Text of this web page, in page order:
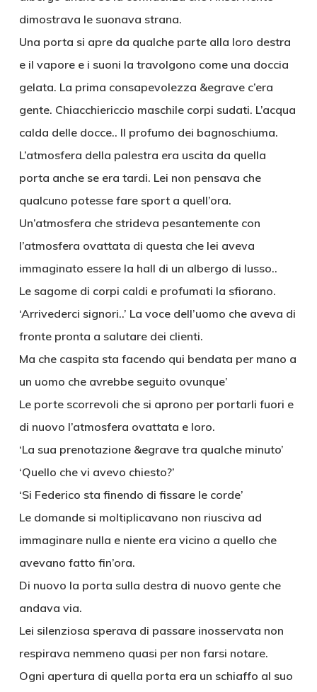
dimostrava le suonava strana.
Una porta si apre da qualche parte alla loro destra
e il vapore e i suoni la travolgono come una doccia
gelata. La prima consapevolezza &egrave c’era
gente. Chiacchiericcio maschile corpi sudati. L’acqua
calda delle docce.. Il profumo dei bagnoschiuma.
L’atmosfera della palestra era uscita da quella
porta anche se era tardi. Lei non pensava che
qualcuno potesse fare sport a quell’ora.
Un’atmosfera che strideva pesantemente con
l’atmosfera ovattata di questa che lei aveva
immaginato essere la hall di un albergo di lusso..
Le sagome di corpi caldi e profumati la sfiorano.
‘Arrivederci signori..’ La voce dell’uomo che aveva di
fronte pronta a salutare dei clienti.
Ma che caspita sta facendo qui bendata per mano a
un uomo che avrebbe seguito ovunque’
Le porte scorrevoli che si aprono per portarli fuori e
di nuovo l’atmosfera ovattata e loro.
‘La sua prenotazione &egrave tra qualche minuto’
‘Quello che vi avevo chiesto?’
‘Si Federico sta finendo di fissare le corde’
Le domande si moltiplicavano non riusciva ad
immaginare nulla e niente era vicino a quello che
avevano fatto fin’ora.
Di nuovo la porta sulla destra di nuovo gente che
andava via.
Lei silenziosa sperava di passare inosservata non
respirava nemmeno quasi per non farsi notare.
Ogni apertura di quella porta era un schiaffo al suo